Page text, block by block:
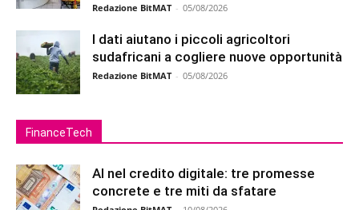
Redazione BitMAT - 05/08/2026
I dati aiutano i piccoli agricoltori
sudafricani a cogliere nuove opportunità
Redazione BitMAT - 05/08/2026
FinanceTech
AI nel credito digitale: tre promesse
concrete e tre miti da sfatare